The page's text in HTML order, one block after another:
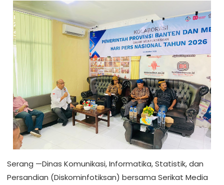
Serang —Dinas Komunikasi, Informatika, Statistik, dan
Persandian (Diskominfotiksan) bersama Serikat Media